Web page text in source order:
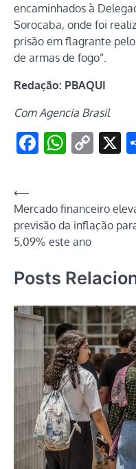
encaminhados à
Sorocaba, onde foi
prisão em flagrante
de armas de fogo”.
Redação: PBAQUI
Com Agencia Brasil
Facebook
X
Navegação
de
Post
⟵
Mercado financeiro
previsão da inflação
5,09% este ano
Posts